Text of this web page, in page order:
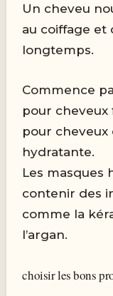
Un cheveu
au coiffage et
longtemps.
Commence
pour cheveux
pour cheveux
hydratante.
Les masques
contenir des
comme la
l’argan.
choisir les bons